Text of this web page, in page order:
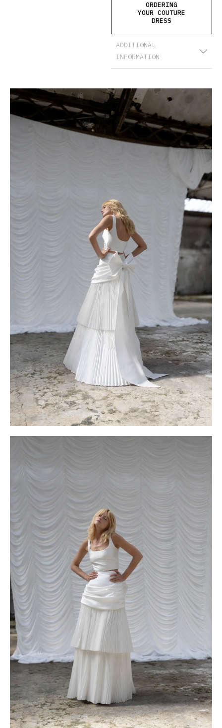
ORDERING
YOUR COUTURE
DRESS
ADDITIONAL
INFORMATION